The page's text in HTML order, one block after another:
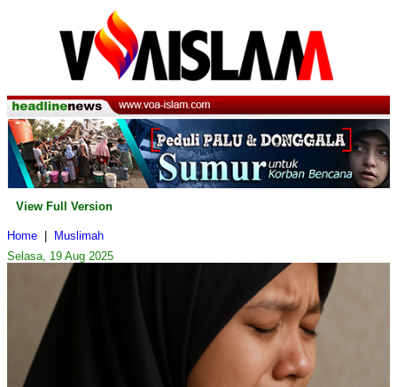
View Full Version
Home
Muslimah
Selasa, 19 Aug 2025